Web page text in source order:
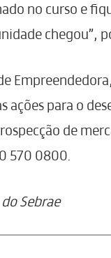
no curso e
chegou”,
para o
de
570 0800.
Sebrae